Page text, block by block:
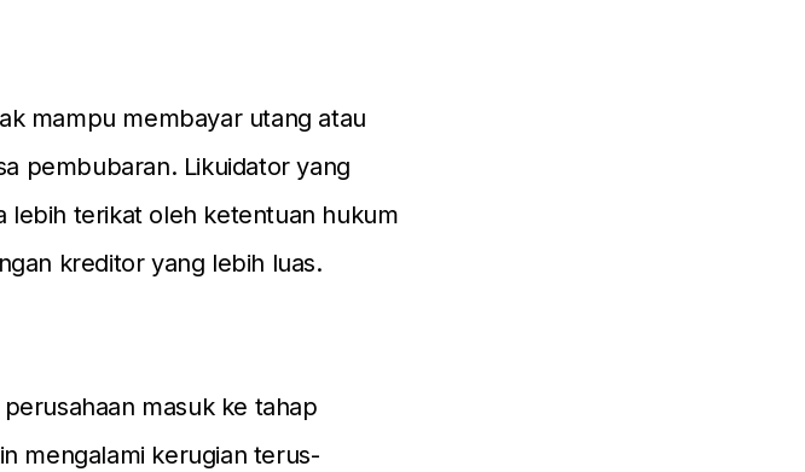
mampu membayar utang atau
pembubaran. Likuidator yang
lebih terikat oleh ketentuan hukum
kreditor yang lebih luas.
masuk ke tahap
mengalami kerugian terus-